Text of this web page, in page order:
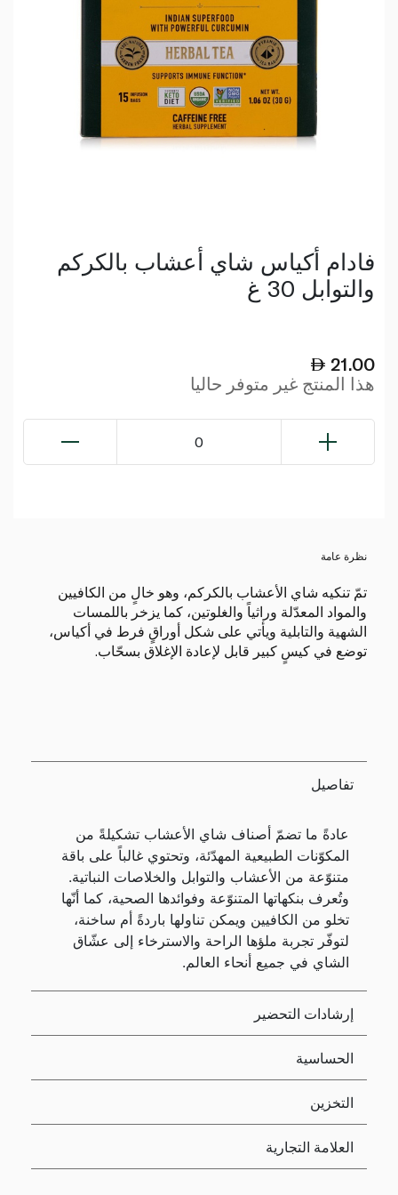
فادام أكياس شاي أعشاب بالكركم
والتوابل 30 غ
21.00
هذا المنتج غير متوفر حاليا
0
نظرة عامة
تمّ تنكيه شاي الأعشاب بالكركم، وهو خالٍ من الكافيين
والمواد المعدّلة وراثياً والغلوتين، كما يزخر باللمسات
الشهية والتابلية ويأتي على شكل أوراقٍ فرط في أكياس،
توضع في كيسٍ كبير قابل لإعادة الإغلاق بسحّاب.
تفاصيل
عادةً ما تضمّ أصناف شاي الأعشاب تشكيلةً من
المكوّنات الطبيعية المهدّئة، وتحتوي غالباً على باقة
متنوّعة من الأعشاب والتوابل والخلاصات النباتية.
وتُعرف بنكهاتها المتنوّعة وفوائدها الصحية، كما أنّها
تخلو من الكافيين ويمكن تناولها باردةً أم ساخنة،
لتوفّر تجربة ملؤها الراحة والاسترخاء إلى عشّاق
الشاي في جميع أنحاء العالم.
إرشادات التحضير
الحساسية
التخزين
العلامة التجارية